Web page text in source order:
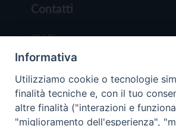
Contatti
Chi Siamo
Redazione
Scrivici
Informativa
Utilizziamo cookie o tecnologie
finalità tecniche e, con il tuo
altre finalità ("interazioni e
"miglioramento dell'esperienza",